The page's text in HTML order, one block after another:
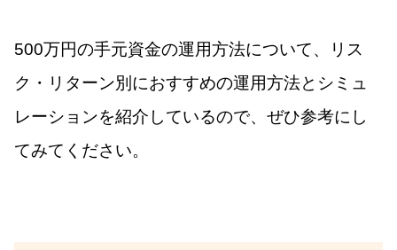
500万円の手元資金の運用方法について、リス
ク・リターン別におすすめの運用方法とシミュ
レーションを紹介しているので、ぜひ参考にし
てみてください。